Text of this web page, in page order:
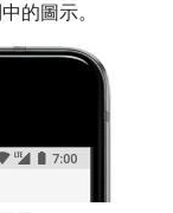
的圖示。